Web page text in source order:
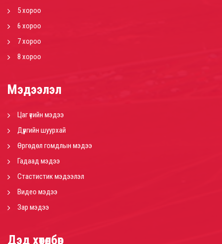
5 хороо
6 хороо
7 хороо
8 хороо
Мэдээлэл
Цаг үеийн мэдээ
Дүүргийн шуурхай
Өргөдөл гомдлын мэдээ
Гадаад мэдээ
Стастистик мэдээлэл
Видео мэдээ
Зар мэдээ
Дэд хөтөлбөр